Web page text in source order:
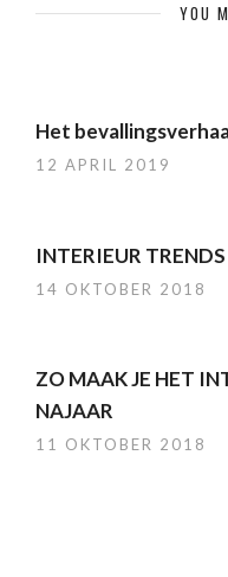
YOU
Het
12 APRIL 2019
INTERIEUR
14 OKTOBER 2018
ZO MAAK JE HET
NAJAAR
11 OKTOBER 2018